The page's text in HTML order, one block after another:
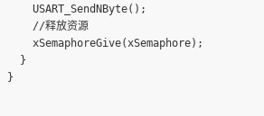
USART_SendNByte();
//释放资源
xSemaphoreGive(xSemaphore);
}
}